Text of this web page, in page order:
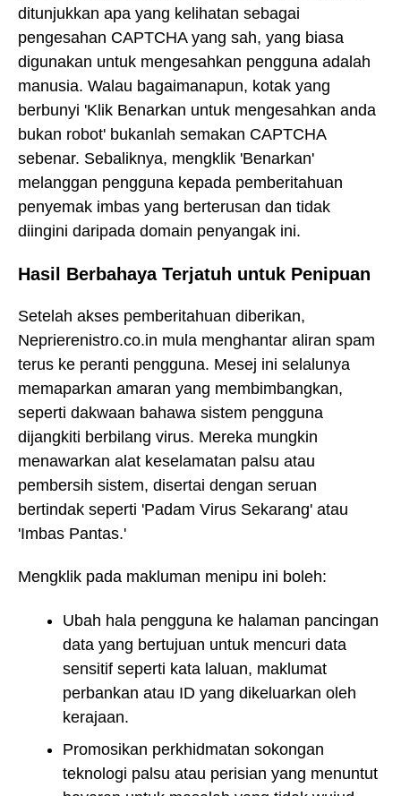
ditunjukkan apa yang kelihatan sebagai
pengesahan CAPTCHA yang sah, yang biasa
digunakan untuk mengesahkan pengguna adalah
manusia. Walau bagaimanapun, kotak yang
berbunyi 'Klik Benarkan untuk mengesahkan anda
bukan robot' bukanlah semakan CAPTCHA
sebenar. Sebaliknya, mengklik 'Benarkan'
melanggan pengguna kepada pemberitahuan
penyemak imbas yang berterusan dan tidak
diingini daripada domain penyangak ini.
Hasil Berbahaya Terjatuh untuk Penipuan
Setelah akses pemberitahuan diberikan,
Neprierenistro.co.in mula menghantar aliran spam
terus ke peranti pengguna. Mesej ini selalunya
memaparkan amaran yang membimbangkan,
seperti dakwaan bahawa sistem pengguna
dijangkiti berbilang virus. Mereka mungkin
menawarkan alat keselamatan palsu atau
pembersih sistem, disertai dengan seruan
bertindak seperti 'Padam Virus Sekarang' atau
'Imbas Pantas.'
Mengklik pada makluman menipu ini boleh:
Ubah hala pengguna ke halaman pancingan
data yang bertujuan untuk mencuri data
sensitif seperti kata laluan, maklumat
perbankan atau ID yang dikeluarkan oleh
kerajaan.
Promosikan perkhidmatan sokongan
teknologi palsu atau perisian yang menuntut